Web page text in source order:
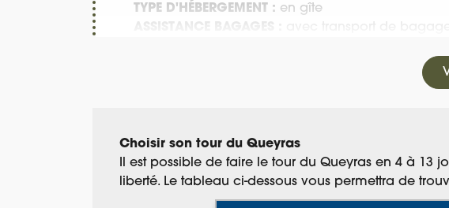
TYPE D'HÉBERGEMENT : en gîte
Choisir son tour du Queyras
Il est possible de faire le tour du Queyras en 4 à
liberté. Le tableau ci-dessous vous permettra de